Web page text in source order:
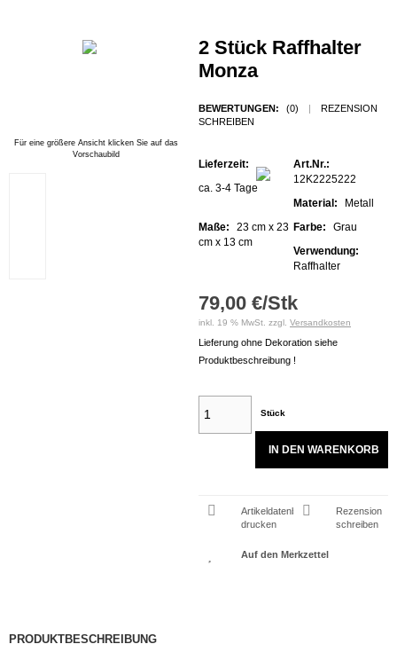
Für eine größere Ansicht klicken Sie auf das
Vorschaubild
2 Stück Raffhalter
Monza
BEWERTUNGEN: (0) |
REZENSION
SCHREIBEN
Lieferzeit:
ca. 3-4 Tage
Art.Nr.:
12K2225222
Material:
Metall
Maße:
23 cm x 23
cm x 13 cm
Farbe:
Grau
Verwendung:
Raffhalter
79,00 €/Stk
inkl. 19 % MwSt. zzgl. Versandkosten
Lieferung ohne Dekoration siehe
Produktbeschreibung !
Stück
IN DEN WARENKORB
Artikeldatenblatt
drucken
Rezension
schreiben
PRODUKTBESCHREIBUNG